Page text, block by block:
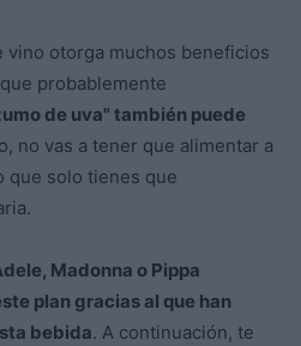
vino otorga muchos beneficios
probablemente
de uva" también puede
no vas a tener que alimentar a
que solo tienes que
Madonna o Pippa
plan gracias al que han
bebida. A continuación, te